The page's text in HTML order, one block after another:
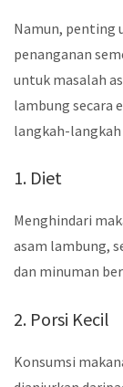
Namun, penting
penanganan
untuk masalah
lambung secara
langkah-
1. Diet
Menghindari
asam lambung,
dan minuman
2. Porsi Kecil
Konsumsi